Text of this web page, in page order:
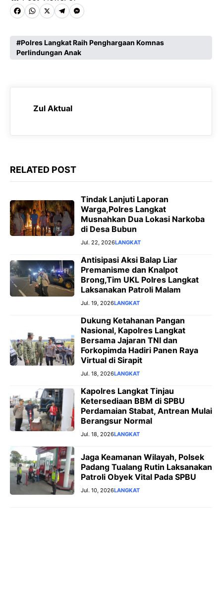
F
c
e
o
W
a
t
A
p
X T
l
e
r
a
M
s
s
n
r
Polres Langkat Raih Penghargaan Komnas
Perlindungan Anak
Zul Aktual
RELATED POST
Tindak Lanjuti Laporan
Warga,Polres Langkat
Musnahkan Dua Lokasi Narkoba
di Desa Bubun
Jul. 22, 2026LANGKAT
Antisipasi Aksi Balap Liar
Premanisme dan Knalpot
Brong,Tim UKL Polres Langkat
Laksanakan Patroli Malam
Jul. 19, 2026LANGKAT
Dukung Ketahanan Pangan
Nasional, Kapolres Langkat
Bersama Jajaran TNI dan
Forkopimda Hadiri Panen Raya
Virtual di Sirapit
Jul. 18, 2026LANGKAT
Kapolres Langkat Tinjau
Ketersediaan BBM di SPBU
Perdamaian Stabat, Antrean Mulai
Berangsur Normal
Jul. 18, 2026LANGKAT
Jaga Keamanan Wilayah, Polsek
Padang Tualang Rutin Laksanakan
Patroli Obyek Vital Pada SPBU
Jul. 10, 2026LANGKAT